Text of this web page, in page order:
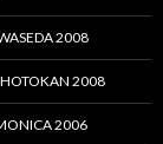
2008
2008
2006